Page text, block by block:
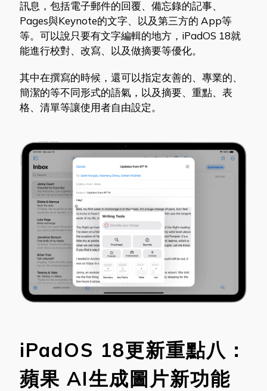
訊息，包括電子郵件的回覆、備忘錄的記事、
Pages與Keynote的文字、以及第三方的 App等
等。可以說只要有文字編輯的地方，iPadOS 18就
能進行校對、改寫、以及做摘要等優化。
其中在撰寫的時候，還可以指定友善的、專業的、
簡潔的等不同形式的語氣，以及摘要、重點、表
格、清單等讓使用者自由設定。
iPadOS 18更新重點八：
蘋果 AI生成圖片新功能